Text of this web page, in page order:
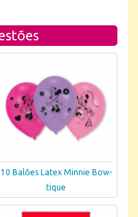
10 Balões Latex Minnie Bow-
tique